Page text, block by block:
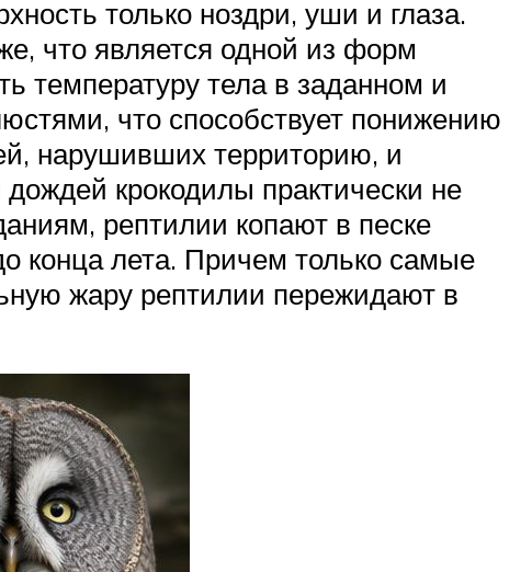
только ноздри, уши и глаза.
что является одной из форм
температуру тела в заданном и
что способствует понижению
нарушивших территорию, и
крокодилы практически не
рептилии копают в песке
конца лета. Причем только самые
жару рептилии пережидают в